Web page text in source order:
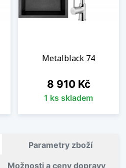
Metalblack 74
Cena
8 910 Kč
1 ks skladem
Parametry zboží
Možnosti a ceny dopravy